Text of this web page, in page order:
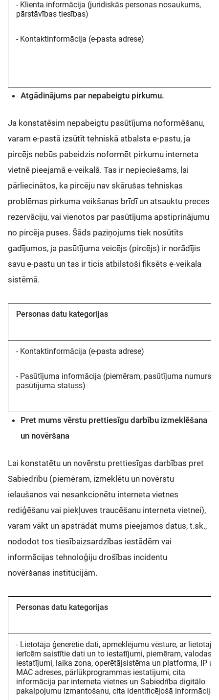
- Klienta informācija (juridiskās personas nosaukums,
pārstāvības tiesības)
- Kontaktinformācija (e-pasta adrese)
Atgādinājums par nepabeigtu pirkumu.
Ja konstatēsim nepabeigtu pasūtījuma noformēšanu,
varam e-pastā izsūtīt tehniskā atbalsta e-pastu, ja
pircējs nebūs pabeidzis noformēt pirkumu interneta
vietnē pieejamā e-veikalā. Tas ir nepieciešams, lai
pārliecinātos, ka pircēju nav skārušas tehniskas
problēmas pirkuma veikšanas brīdī un atsauktu preces
rezervāciju, vai vienotos par pasūtījuma apstiprinājumu
no pircēja puses. Šāds paziņojums tiek nosūtīts
gadījumos, ja pasūtījuma veicējs (pircējs) ir norādījis
savu e-pastu un tas ir ticis atbilstoši fiksēts e-veikala
sistēmā.
Personas datu kategorijas
- Kontaktinformācija (e-pasta adrese)
- Pasūtījuma informācija (piemēram, pasūtījuma numurs,
pasūtījuma statuss)
Pret mums vērstu prettiesīgu darbību izmeklēšana
un novēršana
Lai konstatētu un novērstu prettiesīgas darbības pret
Sabiedrību (piemēram, izmeklētu un novērstu
ielaušanos vai nesankcionētu interneta vietnes
rediģēšanu vai piekļuves traucēšanu interneta vietnei),
varam vākt un apstrādāt mums pieejamos datus, t.sk.,
nododot tos tiesībaizsardzības iestādēm vai
informācijas tehnoloģiju drošības incidentu
novēršanas institūcijām.
Personas datu kategorijas
- Lietotāja ģenerētie dati, apmeklējumu vēsture, ar
ierīcēm saistītie dati un to iestatījumi, piemēram, valodas
iestatījumi, laika zona, operētājsistēma un platforma, IP un
MAC adreses, pārlūkprogrammas iestatījumi, cita
informācija par interneta vietnes un Sabiedrība digitālo
pakalpojumu izmantošanu, cita identificējošā informācija.